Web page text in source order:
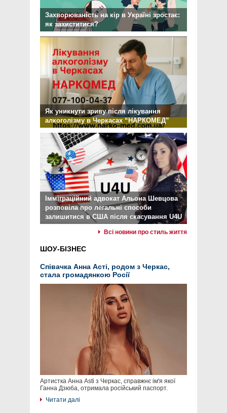
Захворюваність на кір в Україні зростає:
як захиститися?
Як уникнути зриву після лікування
алкоголізму в Черкасах “НАРКОМЕД”
Імміграційний адвокат Альона Шевцова
розповіла про легальні способи
залишитися в США після скасування U4U
Всі новини про стиль життя
ШОУ-БІЗНЕС
Співачка Анна Асті, родом з Черкас,
стала громадянкою Росії
Артистка Анна Asti з Черкас, справжнє ім'я якої
Ганна Дзюба, отримала російський паспорт.
Читати далі